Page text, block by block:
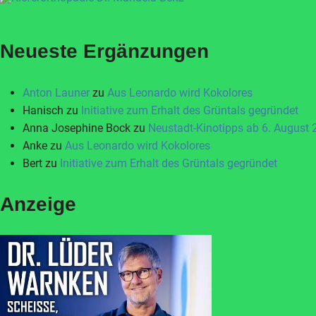
Neueste Ergänzungen
Anton Launer zu Aus Leonardo wird Kokolores
Hanisch zu Initiative zum Erhalt des Grüntals gegründet
Anna Josephine Bock zu Neustadt-Kinotipps ab 6. August
Anke zu Aus Leonardo wird Kokolores
Bert zu Initiative zum Erhalt des Grüntals gegründet
Anzeige